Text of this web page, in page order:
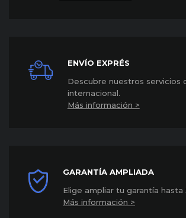
ENVÍO EXPRÉS
Descubre nuestros servicios
internacional.
Más información >
GARANTÍA AMPLIADA
Elige ampliar tu garantía hasta
Más información >